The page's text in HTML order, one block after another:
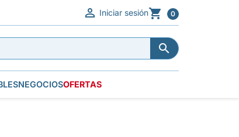
 Iniciar sesión 0


NEGOCIOSOFERTAS